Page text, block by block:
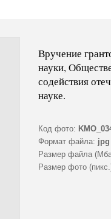
Вручение
науки,
содействия
науке.
Код фото:
Формат файла: jpg
Размер файла
Размер фото